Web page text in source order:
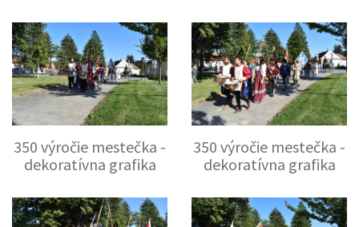
350 výročie mestečka -
dekoratívna grafika
350 výročie mestečka -
dekoratívna grafika